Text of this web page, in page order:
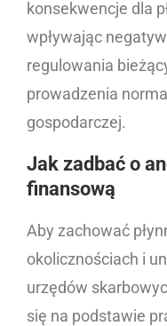
konsekwencje dla
wpływając
regulowania
prowadzenia
gospodarczej.
Jak zadbać o
finansową
Aby zachować
okolicznościach i
urzędów
się na podstawie